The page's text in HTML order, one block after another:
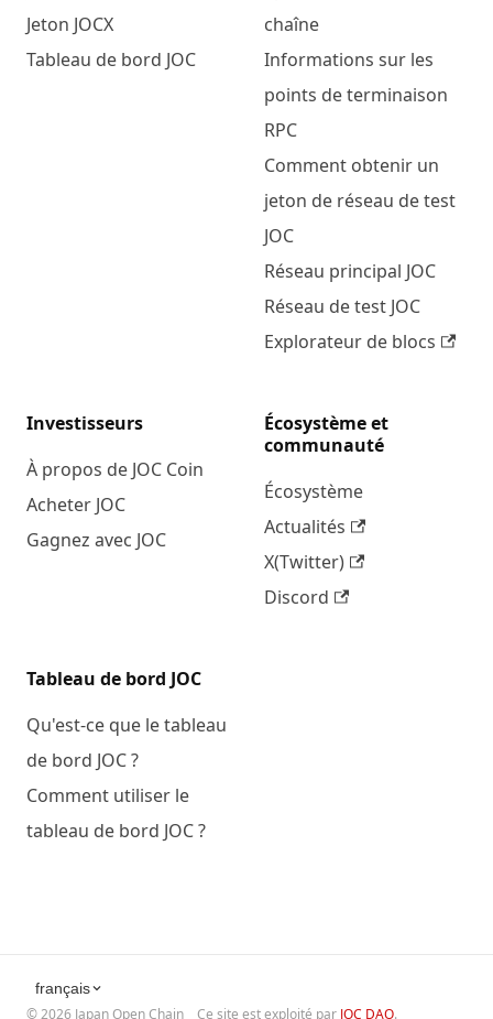
Jeton JOCX
Tableau de bord JOC
chaîne
Informations sur les
points de terminaison
RPC
Comment obtenir un
jeton de réseau de test
JOC
Réseau principal JOC
Réseau de test JOC
Explorateur de blocs
Investisseurs
À propos de JOC Coin
Acheter JOC
Gagnez avec JOC
Écosystème et
communauté
Écosystème
Actualités
X(Twitter)
Discord
Tableau de bord JOC
Qu'est-ce que le tableau
de bord JOC ?
Comment utiliser le
tableau de bord JOC ?
français
©2026 Japan Open Chain Ce site est exploité par JOC DAO.